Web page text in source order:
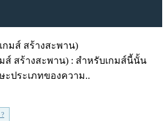
มส์ สร้างสะพาน) : สำหรับเกมส์นี้นั้น
ประเภทของความ..